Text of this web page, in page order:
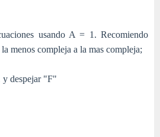
usando A = 1. Recomiendo
menos compleja a la mas compleja;
y despejar "F"